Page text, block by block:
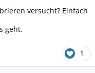
versucht? Einfach
geht.
1